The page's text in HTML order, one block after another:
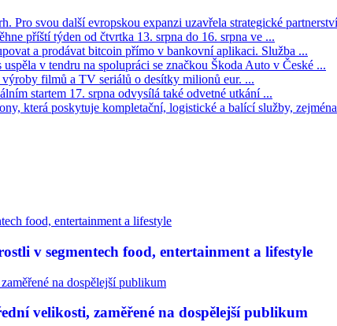
Pro svou další evropskou expanzi uzavřela strategické
příští týden od čtvrtka 13. srpna do 16. srpna ve ...
a prodávat bitcoin přímo v bankovní aplikaci. Služba ...
v tendru na spolupráci se značkou Škoda Auto v České ...
filmů a TV seriálů o desítky milionů eur. ...
startem 17. srpna odvysílá také odvetné utkání ...
která poskytuje kompletační, logistické a balící služby,
v segmentech food, entertainment a lifestyle
velikosti, zaměřené na dospělejší publikum